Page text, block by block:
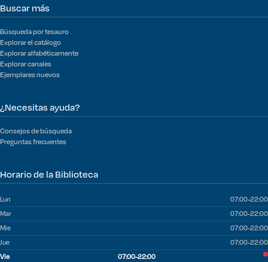
Buscar más
Búsqueda por tesauro
Explorar el catálogo
Explorar alfabéticamente
Explorar canales
Ejemplares nuevos
¿Necesitas ayuda?
Consejos de búsqueda
Preguntas frecuentes
Horario de la Biblioteca
Lun
07:00-22:00
Mar
07:00-22:00
Mie
07:00-22:00
Jue
07:00-22:00
Vie
07:00-22:00